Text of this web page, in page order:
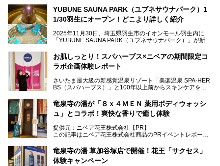
メインとなる黒湯の天然温泉や本格的なサウナをはじめ、4
種類のリラックスルームやお食事処、他施設とは一線を画す
てきました！
YUBUNE SAUNA PARK（ユブネサウナパーク）1
1/30羽生にオープン！どこより詳しく紹介
2025年11月30日、埼玉県羽生市のイオンモール羽生内に
「YUBUNE SAUNA PARK（ユブネサウナパーク）」が新規
今年の4月1日から楽久屋グループの一員となった「湯舞音
（ユブネ）」が新ブランド「YUBUNE SAUNA PARK」を立
湯舞音らしいサウナにこだわった遊び心満点の"銭湯×屋外サ
ウナ"施設で、男女別のお風呂のほか、水着やサウナ着で楽
ど、ユニークなポイントがいっぱい！
オープン前取材に行ってきましたので、早速どこより詳しく
紹介しちゃいます！
お肌しっとり！スパハーブス×ニベアの期間限定コ
ラボ企画体験レポート
さいたま最大級の新感覚温泉リゾート「美楽温泉 SPA-HER
BS（スパハーブス）」と100年以上前からスキンケアを考
読者モデルやインスタグラマーとして活躍している、美容＆
スパ大好きの畑瀬愛さんと取材してきました。
提供元：ニベア花王株式会社【PR】
この記事はニベア花王株式会社商品のPRイベントレポート
竜泉寺の湯が「８ｘ４ＭＥＮ 薬用ボディウォッシ
ュ」とコラボ！爽快な香りで癒し体験
提供元：ニベア花王株式会社【PR】
この記事はニベア花王株式会社商品のPRイベントレポート
ーーー
注目のボディウォッシュアイテム「８ｘ４ＭＥＮ 薬用ボデ
竜泉寺の湯 草加谷塚店で開催！花王「サクセス」
体験キャンペーン